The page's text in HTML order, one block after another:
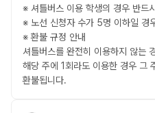
※ 셔틀버스 이용 학생의 경우 반드
※ 노선 신청자 수가 5명 이하일 경
※ 환불 규정 안내
셔틀버스를 완전히 이용하지 않는
해당 주에 1회라도 이용한 경우 그
환불됩니다.